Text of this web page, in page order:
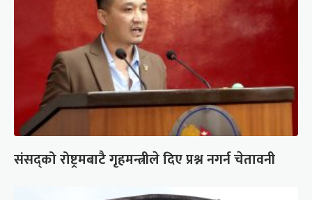
संसद्को रोष्ट्रमबाटै गृहमन्त्रीले दिए प्रश्न नगर्न चेतावनी